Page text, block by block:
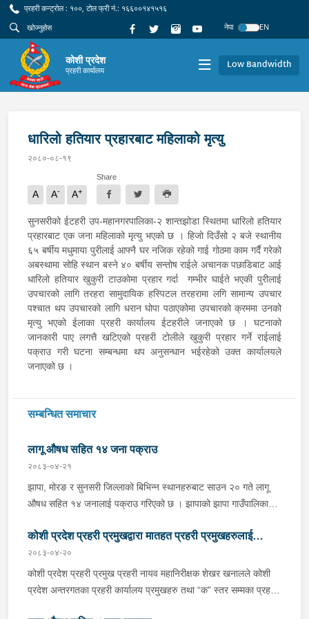
प्रहरी कन्ट्रोल : १००, टोल फ्री नं.: १६६००१४१५१६
नेपा
EN
कोशी प्रदेश
प्रहरी कार्यालय Low Bandwidth
धारिलो हतियार प्रहारबाट महिलाको मृत्यु
२०८०-०८-१९
A A- A+
Share
सुनसरीको ईटहरी उप-महानगरपालिका-२ शान्तझोडा स्थितमा धारिलो हतियार
प्रहारबाट एक जना महिलाको मृत्यु भएको छ । हिजो दिउँसो २ बजे स्थानीय
६५ बर्षीय मधुमाया पुरीलाई आफ्नै घर नजिक रहेको गाई गोठमा काम गर्दै गरेको
अबस्थामा सोहि स्थान बस्ने ४० बर्षीय सन्तोष राईले अचानक पछाडिबाट आई
धारिलो हतियार खुकुरी टाउकोमा प्रहार गर्दा गम्भीर घाईते भएकी पुरीलाई
उपचारको लागि तरहरा सामुदायिक हस्पिटल तरहरामा लगि सामान्य उपचार
पश्चात थप उपचारको लागि धरान घोपा पठाएकोमा उपचारको क्रममा उनको
मृत्यु भएको ईलाका प्रहरी कार्यालय ईटहरीले जनाएको छ । घटनाको
जानकारी पाए लगत्तै खटिएको प्रहरी टोलीले खुकुरी प्रहार गर्ने राईलाई
पक्राउ गरी घटना सम्बन्धमा थप अनुसन्धान भईरहेको उक्त कार्यालयले
जनाएको छ ।
सम्बन्धित समाचार
लागू औषध सहित १४ जना पक्राउ
२०८३-०४-२१
झापा, मोरङ र सुनसरी जिल्लाको बिभिन्न स्थानहरुबाट साउन २० गते लागू
औषध सहित १४ जनालाई पक्राउ गरिएको छ । झापाको झापा गाउँपालिका–१
हाल शिवसताक्षी नगरपालिका–९ दुधे बस्ने ३० वर्षीय बिराज भुजेललाई १ ग्राम
६७ मिलिग्राम ब्राउन सुगर सहित, इलाका प्रहरी कार्यालय काँकरभिट्टा र
लागू औषध नियन्त्रण ब्यूरो काँकरभिट्टाको संयुक्त टोलीले इलामको सूर्योदय
नगरपालिका–४ का २६ वर्षीय सलमान थापालाई २ ग्राम ४९० मिलिग्राम
कोशी प्रदेश प्रहरी प्रमुखद्वारा मातहत प्रहरी प्रमुखहरुलाई
निर्देशन
२०८३-०४-२०
कोशी प्रदेश प्रहरी प्रमुख प्रहरी नायव महानिरीक्षक शेखर खनालले कोशी
प्रदेश अन्तरगतका प्रहरी कार्यालय प्रमुखहरु तथा “क” स्तर सम्मका प्रहरी